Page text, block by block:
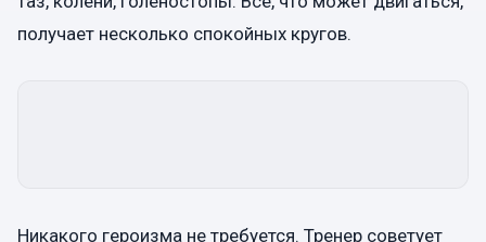
получает несколько спокойных кругов.
Никакого героизма не требуется. Тренер советует